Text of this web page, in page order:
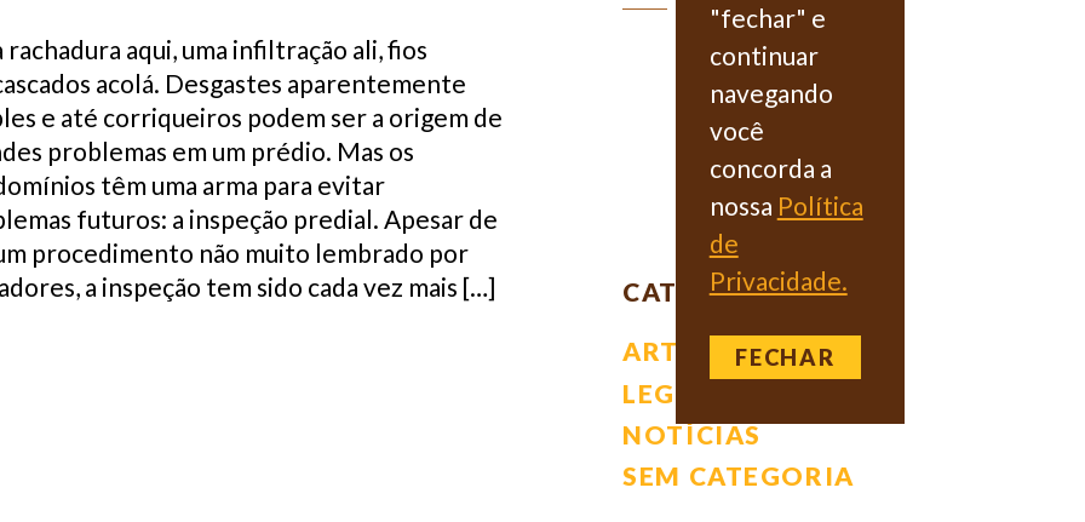
"fechar" e
continuar
navegando
você
concorda a
nossa Política
de
Privacidade.
FECHAR
rachadura aqui, uma infiltração ali, fios
acolá. Desgastes aparentemente
e até corriqueiros podem ser a origem de
problemas em um prédio. Mas os
têm uma arma para evitar
futuros: a inspeção predial. Apesar de
procedimento não muito lembrado por
a inspeção tem sido cada vez mais […]
CATEGORIAS
ARTIGOS
LEGISLAÇÃO
NOTÍCIAS
SEM CATEGORIA